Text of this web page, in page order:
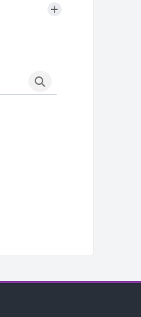
+
Search courses